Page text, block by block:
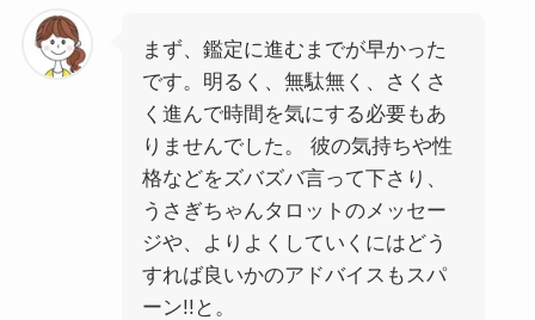
まず、鑑定に進むまでが早かった
です。明るく、無駄無く、さくさ
く進んで時間を気にする必要もあ
りませんでした。 彼の気持ちや性
格などをズバズバ言って下さり、
うさぎちゃんタロットのメッセー
ジや、よりよくしていくにはどう
すれば良いかのアドバイスもスパ
ーン!!と。